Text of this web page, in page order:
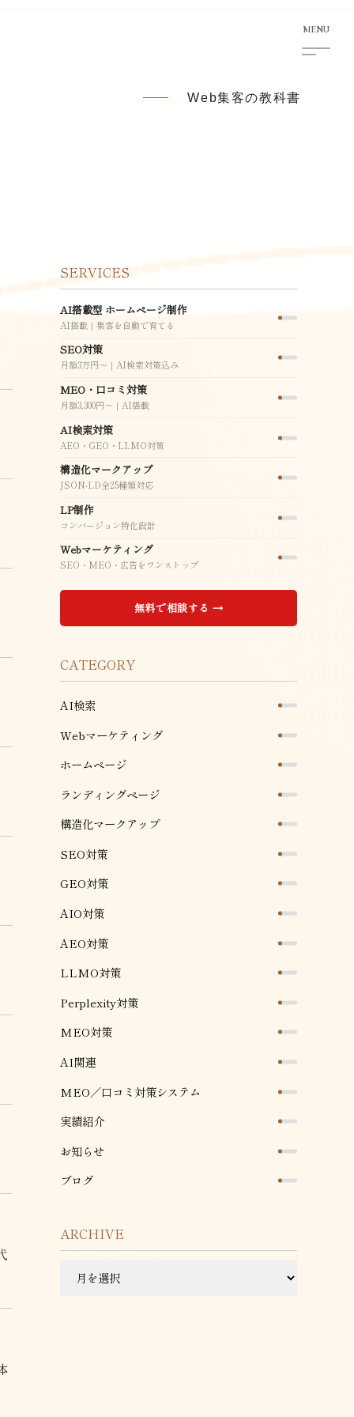
Web集客の教科書
SERVICES
AI搭載型 ホームページ制作
AI搭載｜集客を自動で育てる
SEO対策
月額3万円〜｜AI検索対策込み
MEO・口コミ対策
月額3,300円〜｜AI搭載
AI検索対策
AEO・GEO・LLMO対策
構造化マークアップ
JSON-LD全25種類対応
LP制作
コンバージョン特化設計
Webマーケティング
SEO・MEO・広告をワンストップ
無料で相談する →
CATEGORY
AI検索
Webマーケティング
ホームページ
ランディングページ
構造化マークアップ
SEO対策
GEO対策
AIO対策
AEO対策
LLMO対策
Perplexity対策
MEO対策
AI関連
MEO／口コミ対策システム
実績紹介
お知らせ
ブログ
ARCHIVE
ARCHIVE